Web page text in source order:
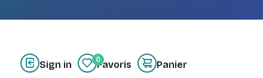
Sign in 0
Favoris Panier